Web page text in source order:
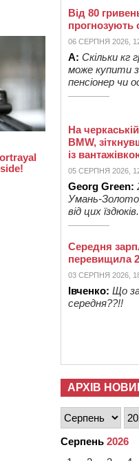
Від 80
прогнозують
06 СЕРПНЯ 2026,
А: Скільки кг
може купити
пенсіонер чи
На
BMW,
із
05 СЕРПНЯ 2026,
Georg Green:
Умань-
від цих
Середня
перевищила
03 СЕРПНЯ 2026,
Івченко: Що
середня??!!
АРХІВ
Серпень 2026